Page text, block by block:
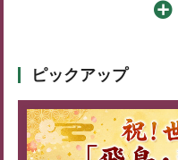
ピックアップ